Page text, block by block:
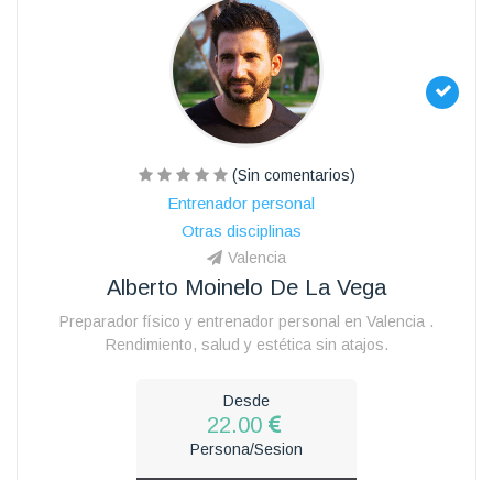
(Sin comentarios)
Entrenador personal
Otras disciplinas
Valencia
Alberto Moinelo De La Vega
Preparador físico y entrenador personal en Valencia .
Rendimiento, salud y estética sin atajos.
Desde
22.00
Persona/Sesion